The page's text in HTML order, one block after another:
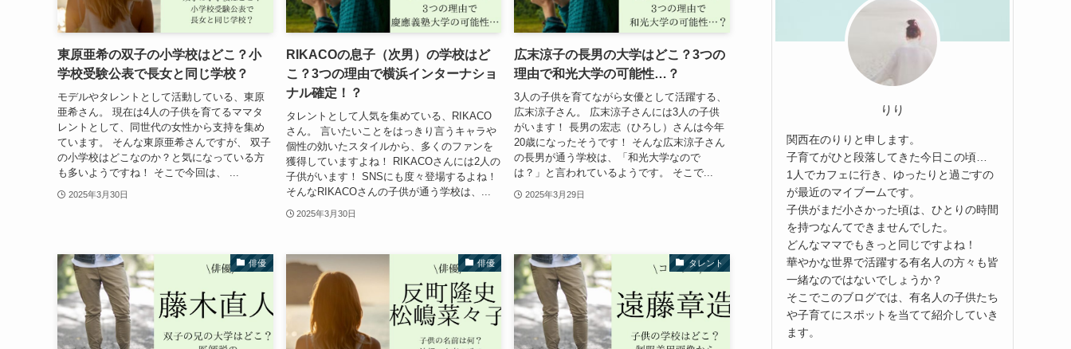
東原亜希の双子の小学校はどこ？小
学校受験公表で長女と同じ学校？
モデルやタレントとして活動している、東原
亜希さん。 現在は4人の子供を育てるママタ
レントとして、同世代の女性から支持を集め
ています。 そんな東原亜希さんですが、 双子
の小学校はどこなのか？と気になっている方
も多いようですね！ そこで今回は、 ...
2025年3月30日
RIKACOの息子（次男）の学校はど
こ？3つの理由で横浜インターナショ
ナル確定！？
タレントとして人気を集めている、RIKACO
さん。 言いたいことをはっきり言うキャラや
個性の効いたスタイルから、多くのファンを
獲得していますよね！ RIKACOさんには2人の
子供がいます！ SNSにも度々登場するよね！
そんなRIKACOさんの子供が通う学校は、...
2025年3月30日
広末涼子の長男の大学はどこ？3つの
理由で和光大学の可能性…？
3人の子供を育てながら女優として活躍する、
広末涼子さん。 広末涼子さんには3人の子供
がいます！ 長男の宏志（ひろし）さんは今年
20歳になったそうです！ そんな広末涼子さん
の長男が通う学校は、「和光大学なので
は？」と言われているようです。 そこで...
2025年3月29日
俳優 俳優 タレント
りり
関西在のりりと申します。
子育てがひと段落してきた今日この頃…
1人でカフェに行き、ゆったりと過ごすの
が最近のマイブームです。
子供がまだ小さかった頃は、ひとりの時間
を持つなんてできませんでした。
どんなママでもきっと同じですよね！
華やかな世界で活躍する有名人の方々も皆
一緒なのではないでしょうか？
そこでこのブログでは、有名人の子供たち
や子育てにスポットを当てて紹介していき
ます。